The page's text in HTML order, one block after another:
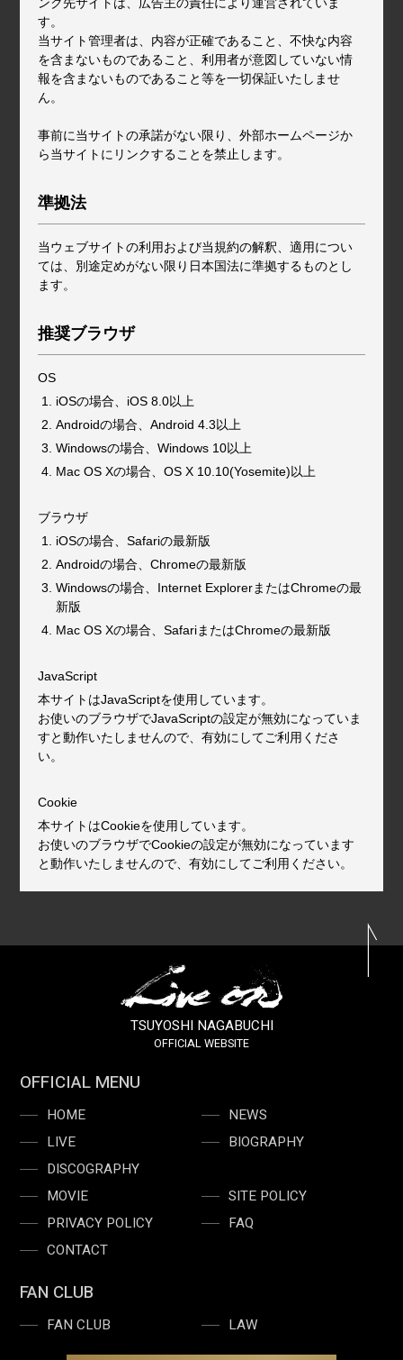
す。
当サイト管理者は、内容が正確であること、不快な内容
を含まないものであること、利用者が意図していない情
報を含まないものであること等を一切保証いたしませ
ん。
事前に当サイトの承諾がない限り、外部ホームページか
ら当サイトにリンクすることを禁止します。
準拠法
当ウェブサイトの利用および当規約の解釈、適用につい
ては、別途定めがない限り日本国法に準拠するものとし
ます。
推奨ブラウザ
OS
iOSの場合、iOS 8.0以上
Androidの場合、Android 4.3以上
Windowsの場合、Windows 10以上
Mac OS Xの場合、OS X 10.10(Yosemite)以上
ブラウザ
iOSの場合、Safariの最新版
Androidの場合、Chromeの最新版
Windowsの場合、Internet ExplorerまたはChromeの最
新版
Mac OS Xの場合、SafariまたはChromeの最新版
JavaScript
本サイトはJavaScriptを使用しています。
お使いのブラウザでJavaScriptの設定が無効になっていま
すと動作いたしませんので、有効にしてご利用くださ
い。
Cookie
本サイトはCookieを使用しています。
お使いのブラウザでCookieの設定が無効になっています
と動作いたしませんので、有効にしてご利用ください。
TSUYOSHI NAGABUCHI
OFFICIAL WEBSITE
OFFICIAL MENU
HOME
NEWS
LIVE
BIOGRAPHY
DISCOGRAPHY
MOVIE
SITE POLICY
PRIVACY POLICY
FAQ
CONTACT
FAN CLUB
FAN CLUB LAW